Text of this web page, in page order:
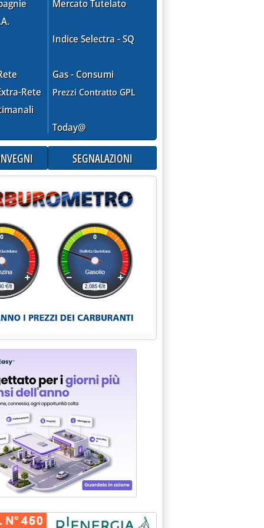
Rete
Mercato Tutelato
Indice Selectra - SQ
Gas - Consumi
Prezzi Contratto GPL
Today@
SEGNALAZIONI